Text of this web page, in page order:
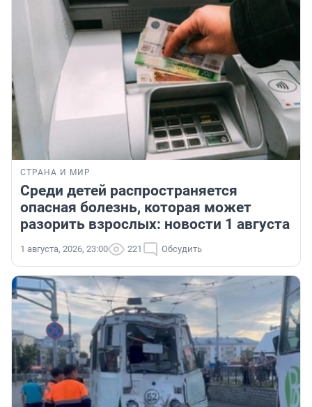
СТРАНА И МИР
Среди детей распространяется
опасная болезнь, которая может
разорить взрослых: новости 1 августа
1 августа, 2026, 23:00 221 Обсудить